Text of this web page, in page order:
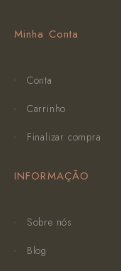
Minha Conta
Conta
Carrinho
Finalizar compra
INFORMAÇÃO
Sobre nós
Blog